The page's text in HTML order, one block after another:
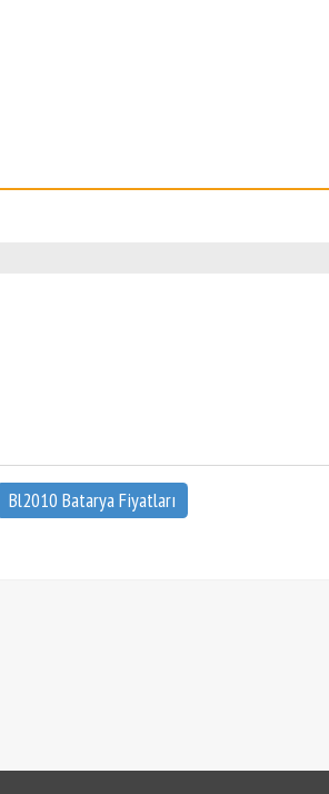
Bl2010 Batarya Fiyatları